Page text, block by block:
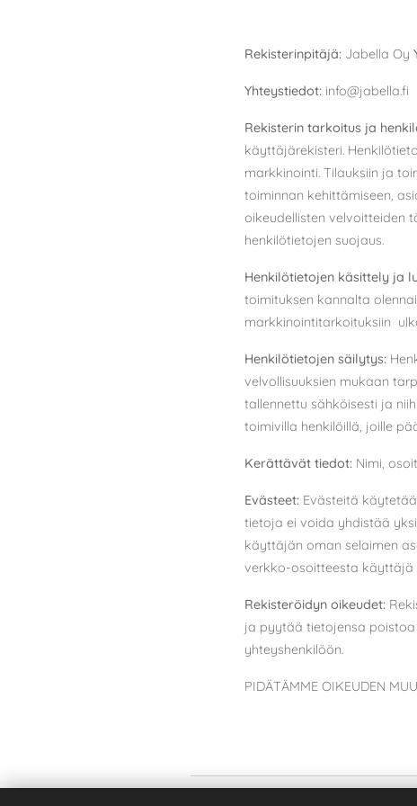
Rekisterinpitäjä: Jabella Oy
Yhteystiedot: info@jabella.fi
Rekisterin tarkoitus ja
käyttäjärekisteri.
markkinointi. Tilauksiin ja
toiminnan kehittämiseen,
oikeudellisten velvoitteiden
henkilötietojen suojaus.
Henkilötietojen käsittely ja
toimituksen kannalta
markkinointitarkoituksiin
Henkilötietojen säilytys:
velvollisuuksien mukaan
tallennettu sähköisesti ja
toimivilla henkilöillä, joille
Kerättävät tiedot: Nimi,
Evästeet: Evästeitä
tietoja ei voida yhdistää
käyttäjän oman selaimen
verkko-osoitteesta käyttäjä
Rekisteröidyn oikeudet:
ja pyytää tietojensa
yhteyshenkilöön.
PIDÄTÄMME OIKEUDEN